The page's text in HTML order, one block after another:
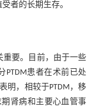
者的长期生存。
重要。目前，由于一些
PTDM患者在术前已处
明，相较于PTDM，移
肾病和主要心血管事